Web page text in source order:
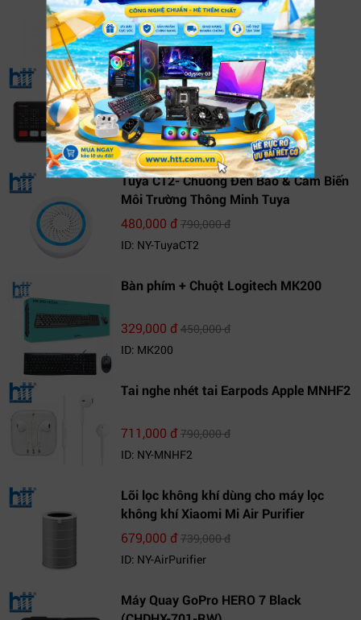
3,490,000 đ3,890,000 đ
ID: NY-MU8F2
ATEM MINI
7,844,000 đ8,715,000 đ
ID: NY-ATEM MINI
Tuya CT2- Chuông Đèn Báo & Cảm Biến
Môi Trường Thông Minh Tuya
480,000 đ790,000 đ
ID: NY-TuyaCT2
Bàn phím + Chuột Logitech MK200
329,000 đ450,000 đ
ID: MK200
Tai nghe nhét tai Earpods Apple MNHF2
711,000 đ790,000 đ
ID: NY-MNHF2
Lõi lọc không khí dùng cho máy lọc
không khí Xiaomi Mi Air Purifier
679,000 đ739,000 đ
ID: NY-AirPurifier
Máy Quay GoPro HERO 7 Black